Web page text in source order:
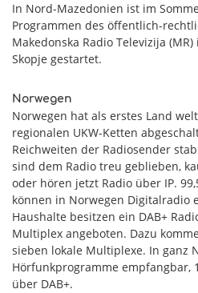
In Nord-Mazedonien ist im
Programmen des öffentlich-
Makedonska Radio Televizija
Skopje gestartet.
Norwegen
Norwegen hat als erstes Land
regionalen UKW-Ketten
Reichweiten der Radiosender
sind dem Radio treu geblieben,
oder hören jetzt Radio über IP.
können in Norwegen Digitalradio
Haushalte besitzen ein DAB+
Multiplex angeboten. Dazu
sieben lokale Multiplexe. In ganz
Hörfunkprogramme empfangbar,
über DAB+.